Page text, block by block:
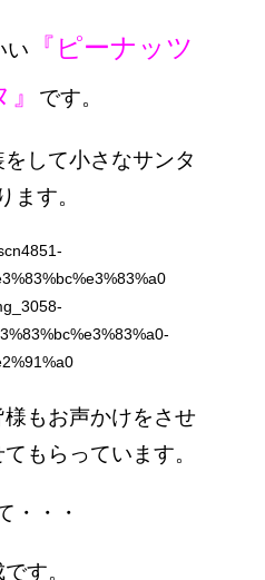
い
『ピーナッツ
です。
して小さなサンタ
ます。
もお声かけをさせ
もらっています。
・・・
す。